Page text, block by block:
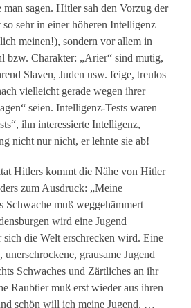
man sagen. Hitler sah den Vorzug der
so sehr in einer höheren Intelligenz
meinen!), sondern vor allem in
bzw. Charakter: „Arier“ sind mutig,
Slaven, Juden usw. feige, treulos
vielleicht gerade wegen ihrer
seien. Intelligenz-Tests waren
ihn interessierte Intelligenz,
nicht nur nicht, er lehnte sie ab!
Hitlers kommt die Nähe von Hitler
zum Ausdruck: „Meine
Schwache muß weggehämmert
wird eine Jugend
sich die Welt erschrecken wird. Eine
unerschrockene, grausame Jugend
Schwaches und Zärtliches an ihr
Raubtier muß erst wieder aus ihren
schön will ich meine Jugend. …